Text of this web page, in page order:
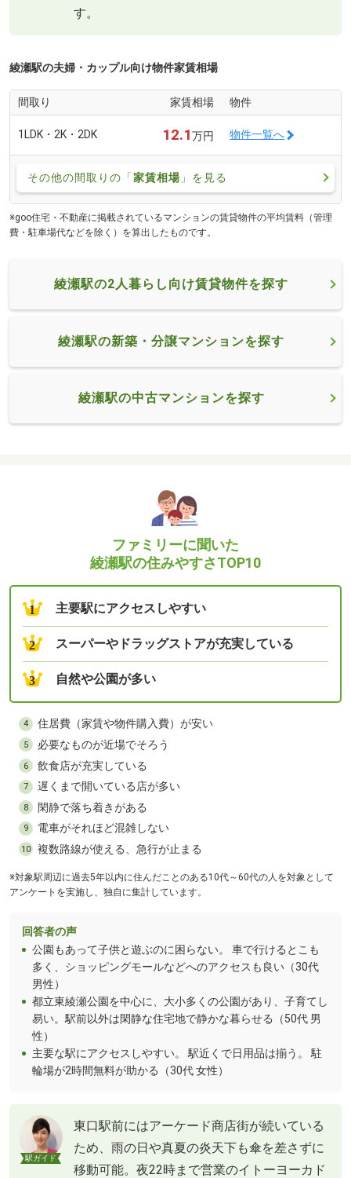
す。
綾瀬駅の夫婦・カップル向け物件家賃相場
間取り 家賃相場 物件
1LDK・2K・2DK 12.1万円 物件一覧へ
その他の間取りの「家賃相場 」を見る
※goo住宅・不動産に掲載されているマンションの賃貸物件の平均賃料（管理
費・駐車場代などを除く）を算出したものです。
綾瀬駅の2人暮らし向け賃貸物件を探す
綾瀬駅の新築・分譲マンションを探す
綾瀬駅の中古マンションを探す
ファミリーに聞いた
綾瀬駅の住みやすさTOP10
1 主要駅にアクセスしやすい
2 スーパーやドラッグストアが充実している
3 自然や公園が多い
4 住居費（家賃や物件購入費）が安い
5 必要なものが近場でそろう
6 飲食店が充実している
7 遅くまで開いている店が多い
8 閑静で落ち着きがある
9 電車がそれほど混雑しない
10 複数路線が使える、急行が止まる
※対象駅周辺に過去5年以内に住んだことのある10代～60代の人を対象として
アンケートを実施し、独自に集計しています。
回答者の声
公園もあって子供と遊ぶのに困らない。 車で行けるとこも
多く、ショッピングモールなどへのアクセスも良い（30代
男性）
都立東綾瀬公園を中心に、大小多くの公園があり、子育てし
易い。駅前以外は閑静な住宅地で静かな暮らせる（50代 男
性）
主要な駅にアクセスしやすい。 駅近くで日用品は揃う。 駐
輪場が2時間無料が助かる（30代 女性）
駅ガイド
東口駅前にはアーケード商店街が続いている
ため、雨の日や真夏の炎天下も傘を差さずに
移動可能。夜22時まで営業のイトーヨーカド